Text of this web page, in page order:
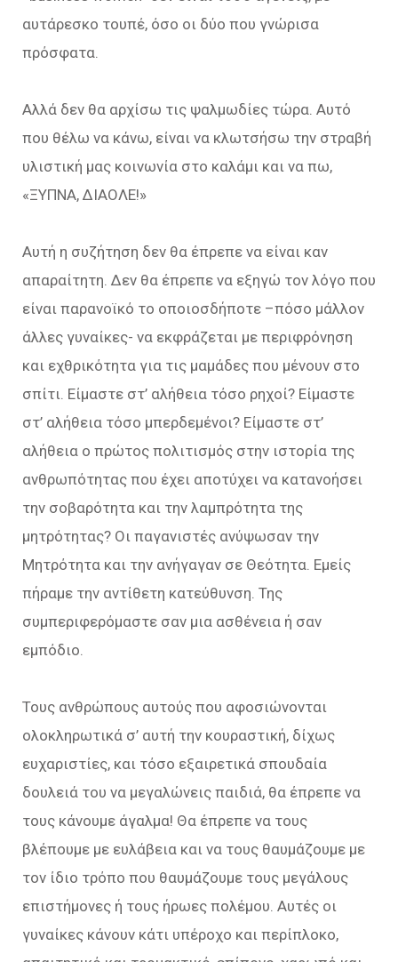
αυτάρεσκο τουπέ, όσο οι δύο που γνώρισα
πρόσφατα.
Αλλά δεν θα αρχίσω τις ψαλμωδίες τώρα. Αυτό
που θέλω να κάνω, είναι να κλωτσήσω την στραβή
υλιστική μας κοινωνία στο καλάμι και να πω,
«ΞΥΠΝΑ, ΔΙΑΟΛΕ!»
Αυτή η συζήτηση δεν θα έπρεπε να είναι καν
απαραίτητη. Δεν θα έπρεπε να εξηγώ τον λόγο που
είναι παρανοϊκό το οποιοσδήποτε –πόσο μάλλον
άλλες γυναίκες- να εκφράζεται με περιφρόνηση
και εχθρικότητα για τις μαμάδες που μένουν στο
σπίτι. Είμαστε στ’ αλήθεια τόσο ρηχοί? Είμαστε
στ’ αλήθεια τόσο μπερδεμένοι? Είμαστε στ’
αλήθεια ο πρώτος πολιτισμός στην ιστορία της
ανθρωπότητας που έχει αποτύχει να κατανοήσει
την σοβαρότητα και την λαμπρότητα της
μητρότητας? Οι παγανιστές ανύψωσαν την
Μητρότητα και την ανήγαγαν σε Θεότητα. Εμείς
πήραμε την αντίθετη κατεύθυνση. Της
συμπεριφερόμαστε σαν μια ασθένεια ή σαν
εμπόδιο.
Τους ανθρώπους αυτούς που αφοσιώνονται
ολοκληρωτικά σ’ αυτή την κουραστική, δίχως
ευχαριστίες, και τόσο εξαιρετικά σπουδαία
δουλειά του να μεγαλώνεις παιδιά, θα έπρεπε να
τους κάνουμε άγαλμα! Θα έπρεπε να τους
βλέπουμε με ευλάβεια και να τους θαυμάζουμε με
τον ίδιο τρόπο που θαυμάζουμε τους μεγάλους
επιστήμονες ή τους ήρωες πολέμου. Αυτές οι
γυναίκες κάνουν κάτι υπέροχο και περίπλοκο,